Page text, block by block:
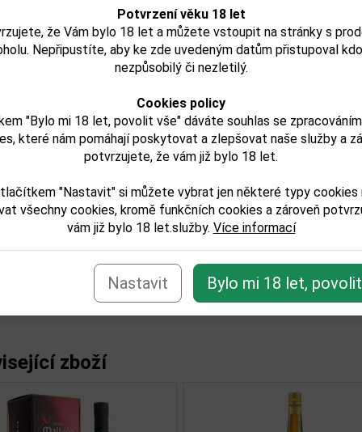
Potvrzení věku 18 let
že Vám bylo 18 let a můžete vstoupit na stránky s
Nepřipustíte, aby ke zde uvedeným datům přistupoval
nezpůsobilý či nezletilý.
Cookies policy
"Bylo mi 18 let, povolit vše" dáváte souhlas se
které nám pomáhají poskytovat a zlepšovat naše služby a
potvrzujete, že vám již bylo 18 let.
"Nastavit" si můžete vybrat jen některé typy cookies
všechny cookies, kromě funkčních cookies a zároveň
vám již bylo 18 let.služby. Více informací
Nastavit Bylo mi 18 let,
rum bohatý a expresívny. Dominujú tóny vanilky, čerstvej kávy a
dreva. Aróma pôsobí hlboko, harmonicky a veľmi
je rum plný, hebký a vyvážený. Vanilka, káva a tmavá
Dochuť je dlhá, ľahko sladkastá, s jemnou kávovou horkosťou a
dojem.
že tento produkt môže obsahovať alergény. Presné
obj. %:
zboží